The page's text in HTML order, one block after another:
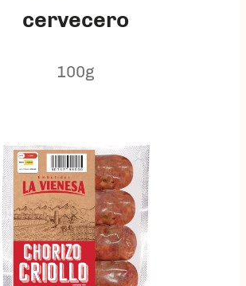
cervecero
100g